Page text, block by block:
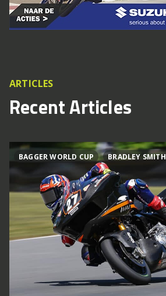
ARTICLES
Recent Articles
BAGGER WORLD CUP BRADLEY SMITH